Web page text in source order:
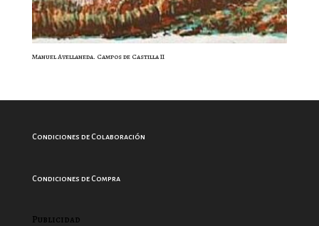
Manuel Avellaneda. Campos de Castilla II
Condiciones de Colaboración
Condiciones de Compra
Publicidad